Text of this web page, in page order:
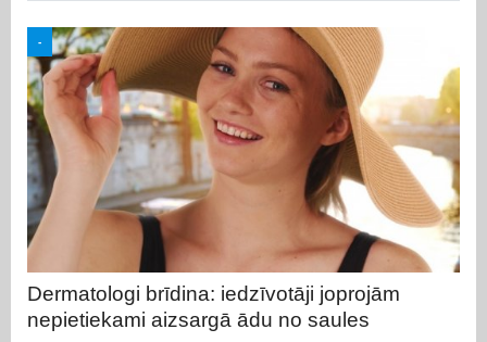
-
Dermatologi brīdina: iedzīvotāji joprojām
nepietiekami aizsargā ādu no saules